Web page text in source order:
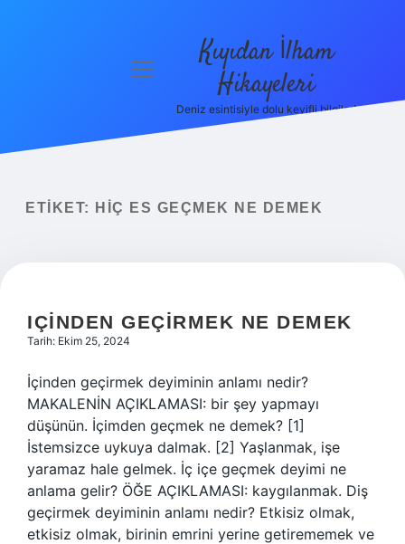
menüyü
Kıyıdan İlham
Hikayeleri
Deniz esintisiyle dolu keyifli bilgiler!
ETIKET: HIÇ ES GEÇMEK NE DEMEK
IÇINDEN GEÇIRMEK NE DEMEK
Tarih: Ekim 25, 2024
İçinden geçirmek deyiminin anlamı nedir?
MAKALENİN AÇIKLAMASI: bir şey yapmayı
düşünün. İçimden geçmek ne demek? [1]
İstemsizce uykuya dalmak. [2] Yaşlanmak, işe
yaramaz hale gelmek. İç içe geçmek deyimi ne
anlama gelir? ÖĞE AÇIKLAMASI: kaygılanmak. Diş
geçirmek deyiminin anlamı nedir? Etkisiz olmak,
etkisiz olmak, birinin emrini yerine getirememek ve